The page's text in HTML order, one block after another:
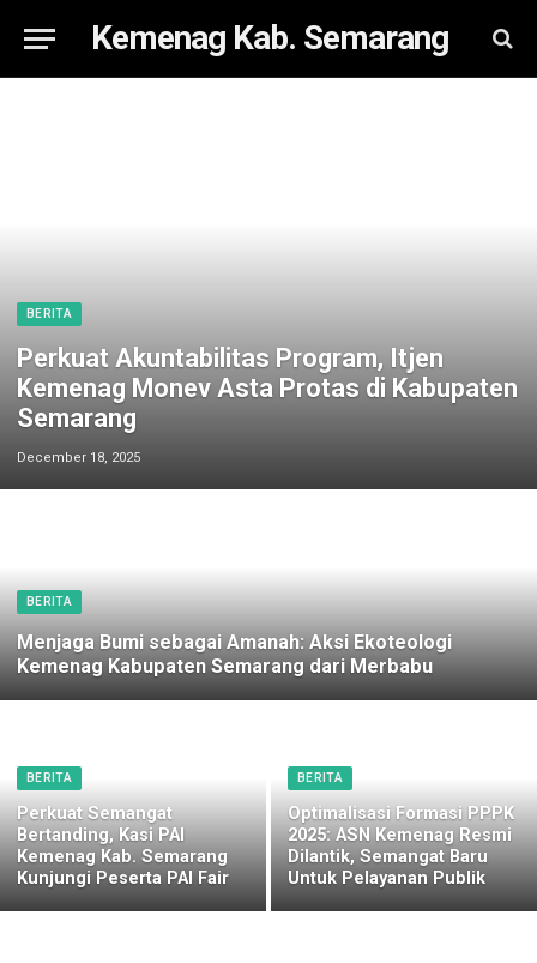
Kemenag Kab. Semarang
BERITA
Perkuat Akuntabilitas Program, Itjen
Kemenag Monev Asta Protas di Kabupaten
Semarang
December 18, 2025
BERITA
Menjaga Bumi sebagai Amanah: Aksi Ekoteologi
Kemenag Kabupaten Semarang dari Merbabu
BERITA
Perkuat Semangat
Bertanding, Kasi PAI
Kemenag Kab. Semarang
Kunjungi Peserta PAI Fair
BERITA
Optimalisasi Formasi PPPK
2025: ASN Kemenag Resmi
Dilantik, Semangat Baru
Untuk Pelayanan Publik